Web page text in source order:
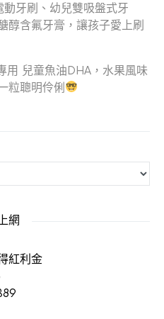
牙刷、幼兒雙吸盤式牙
醇含氟牙膏，讓孩子愛上刷
用 兒童魚油DHA，水果風味
粒聰明伶俐
網
紅利金